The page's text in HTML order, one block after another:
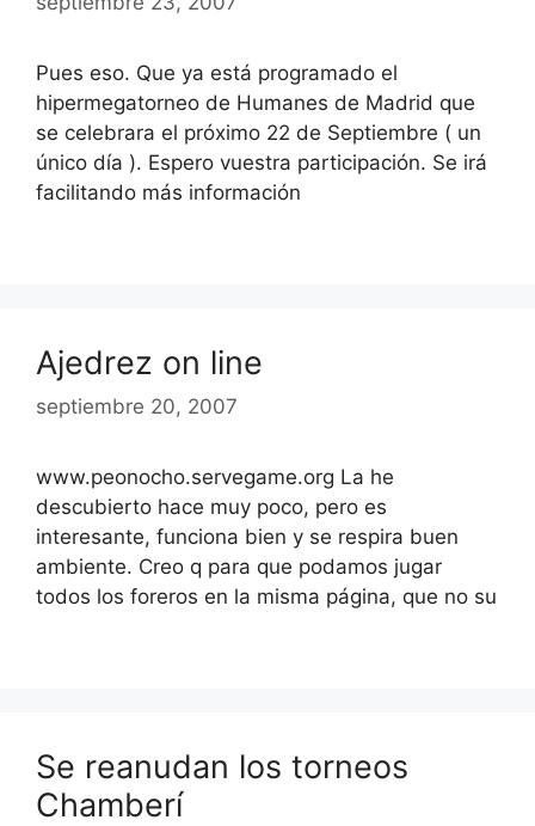
Pues eso. Que ya está programado el
hipermegatorneo de Humanes de Madrid que
se celebrara el próximo 22 de Septiembre ( un
único día ). Espero vuestra participación. Se irá
facilitando más información
Ajedrez on line
septiembre 20, 2007
www.peonocho.servegame.org La he
descubierto hace muy poco, pero es
interesante, funciona bien y se respira buen
ambiente. Creo q para que podamos jugar
todos los foreros en la misma página, que no su
Se reanudan los torneos
Chamberí